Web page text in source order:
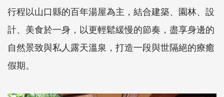
行程以山口縣的百年湯屋為主，結合建築、園林、設
計、美食於一身，以更輕鬆緩慢的節奏，盡享身邊的
自然景致與私人露天溫泉，打造一段與世隔絕的療癒
假期。